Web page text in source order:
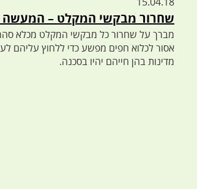
שחרור מבקשי המקלט – המעשה
מברך על שחרור כל מבקשי המקלט מכלא
אסור לכלוא חפים מפשע כדי ללחוץ עליהם
מדינות בהן חייהם יהיו בסכנה.